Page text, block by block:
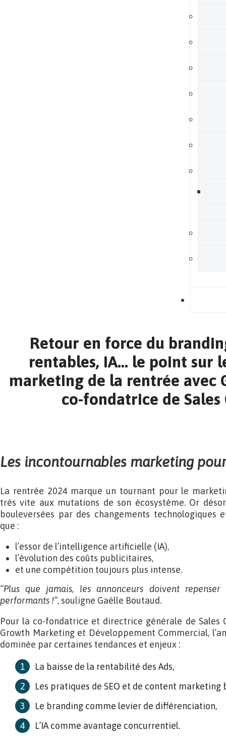
Retour en force du
rentables, IA… le point sur
marketing de la rentrée avec
co-fondatrice de Sales
Les incontournables marketing
La rentrée 2024 marque un tournant pour le
très vite aux mutations de son écosystème. Or
bouleversées par des changements technologiques
que :
l’essor de l’intelligence artificielle (IA),
l’évolution des coûts publicitaires,
et une compétition toujours plus intense.
“Plus que jamais, les annonceurs doivent
performants !”, souligne Gaëlle Boutaud.
Pour la co-fondatrice et directrice générale de Sales
Growth Marketing et Développement Commercial,
dominée par certaines tendances et enjeux :
La baisse de la rentabilité des Ads,
Les pratiques de SEO et de content marketing
Le branding comme levier de différenciation,
L’IA comme avantage concurrentiel.